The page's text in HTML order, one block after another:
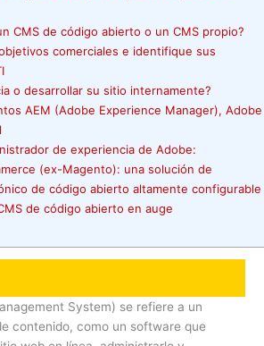
CMS de código abierto o un CMS propio?
comerciales e identifique sus
o desarrollar su sitio internamente?
AEM (Adobe Experience Manager), Adobe
de experiencia de Adobe:
(ex-Magento): una solución de
de código abierto altamente configurable
de código abierto en auge
System) se refiere a un
contenido, como un software que